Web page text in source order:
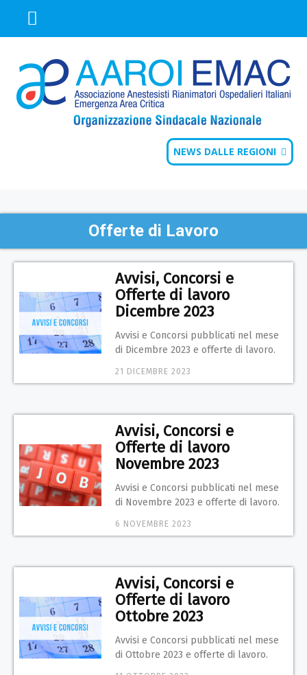
NEWS DALLE REGIONI
Offerte di Lavoro
Avvisi, Concorsi e
Offerte di lavoro
Dicembre 2023
Avvisi e Concorsi pubblicati nel mese
di Dicembre 2023 e offerte di lavoro.
21 DICEMBRE 2023
Avvisi, Concorsi e
Offerte di lavoro
Novembre 2023
Avvisi e Concorsi pubblicati nel mese
di Novembre 2023 e offerte di lavoro.
6 NOVEMBRE 2023
Avvisi, Concorsi e
Offerte di lavoro
Ottobre 2023
Avvisi e Concorsi pubblicati nel mese
di Ottobre 2023 e offerte di lavoro.